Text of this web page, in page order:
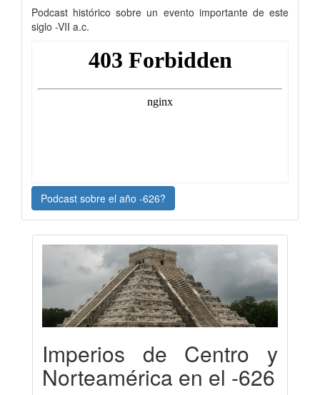
Podcast histórico sobre un evento importante de este
siglo -VII a.c.
Podcast sobre el año -626?
Imperios de Centro y
Norteamérica en el -626